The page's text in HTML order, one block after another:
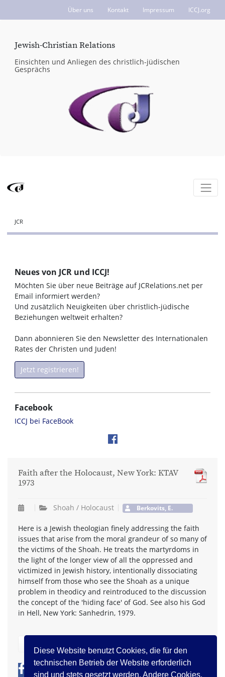
Diese Website benutzt Cookies, die für den
technischen Betrieb der Website erforderlich
sind und stets gesetzt werden. Andere Cookies,
Über uns Kontakt Impressum ICCJ.org
Jewish-Christian Relations
Einsichten und Anliegen des christlich-jüdischen
Gesprächs
JCR
Neues von JCR und ICCJ!
Möchten Sie über neue Beiträge auf JCRelations.net per
Email informiert werden?
Und zusätzlich Neuigkeiten über christlich-jüdische
Beziehungen weltweit erhalten?
Dann abonnieren Sie den Newsletter des Internationalen
Rates der Christen und Juden!
Jetzt registrieren!
Facebook
ICCJ bei FaceBook
Faith after the Holocaust, New York: KTAV
1973
Shoah / Holocaust Berkovits, E.
Here is a Jewish theologian finely addressing the faith
issues that arise from the moral grandeur of so many of
the victims of the Shoah. He treats the martyrdoms in
the light of the longer view of all the oppressed and
victimized in Jewish history, intentionally dissociating
himself from those who see the Shoah as a unique
problem in theodicy and reintroduced to the discussion
the concept of the 'hiding face' of God. See also his God
in Hell, New York: Sanhedrin, 1979.
0 0